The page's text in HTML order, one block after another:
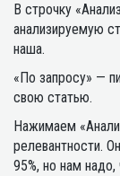
В строчку
анализируемую
наша.
«По запросу» —
свою статью.
Нажимаем
релевантности.
95%, но нам